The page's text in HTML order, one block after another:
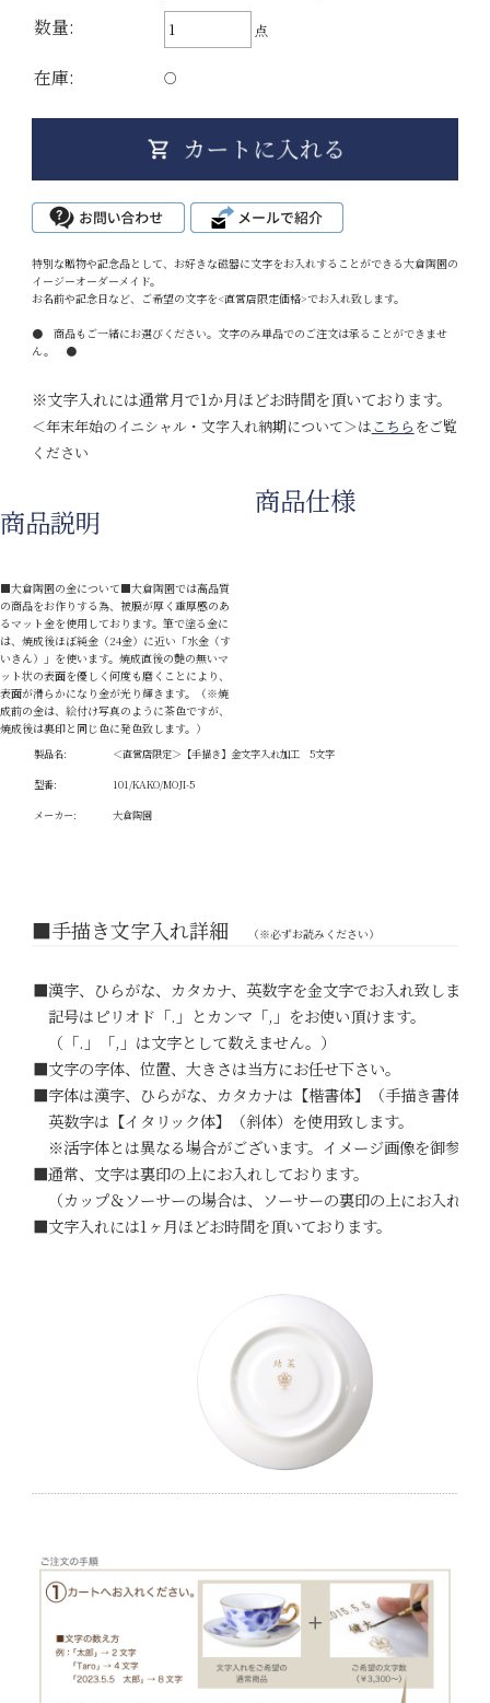
数量:
点
在庫: ○
特別な贈物や記念品として、お好きな磁器に文字をお入れすることができる大倉陶園の
イージーオーダーメイド。
お名前や記念日など、ご希望の文字を<直営店限定価格>でお入れ致します。
● 商品もご一緒にお選びください。文字のみ単品でのご注文は承ることができませ
ん。 ●
※文字入れには通常月で1か月ほどお時間を頂いております。
＜年末年始のイニシャル・文字入れ納期について＞はこちら をご覧
ください
商品説明
■大倉陶園の金について■大倉陶園では高品質
の商品をお作りする為、被膜が厚く重厚感のあ
るマット金を使用しております。筆で塗る金に
は、焼成後ほぼ純金（24金）に近い「水金（す
いきん）」を使います。焼成直後の艶の無いマ
ット状の表面を優しく何度も磨くことにより、
表面が滑らかになり金が光り輝きます。（※焼
成前の金は、絵付け写真のように茶色ですが、
焼成後は裏印と同じ色に発色致します。）
商品仕様
製品名:
＜直営店限定＞【手描き】金文字入れ加工 5文字
型番:
101/KAKO/MOJI-5
メーカー:
大倉陶園
■手描き文字入れ詳細 （※必ずお読みください）
■漢字、ひらがな、カタカナ、英数字を金文字でお入れ致します。
記号はピリオド「.」とカンマ「,」をお使い頂けます。
（「.」「,」は文字として数えません。）
■文字の字体、位置、大きさは当方にお任せ下さい。
■字体は漢字、ひらがな、カタカナは【楷書体】（手描き書体）
英数字は【イタリック体】（斜体）を使用致します。
※活字体とは異なる場合がございます。イメージ画像を御参考
■通常、文字は裏印の上にお入れしております。
（カップ＆ソーサーの場合は、ソーサーの裏印の上にお入れし
■文字入れには1ヶ月ほどお時間を頂いております。